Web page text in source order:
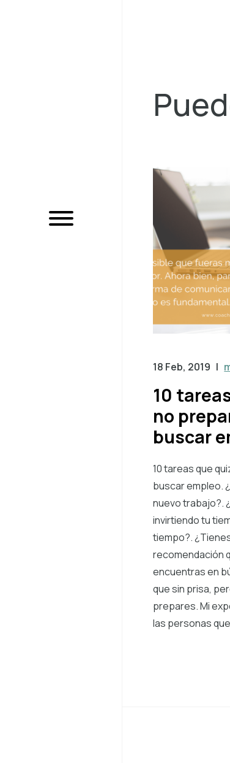
18 Feb, 2019 |
10
no
buscar
10 tareas que
buscar empleo.
nuevo trabajo?.
invirtiendo tu
tiempo?.
recomendación
encuentras en
que sin prisa,
prepares. Mi
las personas